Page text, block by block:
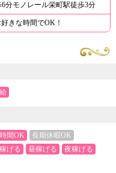
分モノレール栄町駅徒歩3分
きな時間でOK！
間OK
長期休暇OK
げる 昼稼げる
夜稼げる